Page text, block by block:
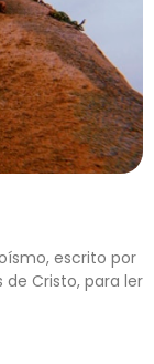
escrito por
de Cristo, para ler